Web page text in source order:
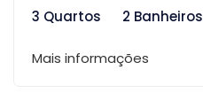
3 Quartos
2 Banheiros
Mais informações